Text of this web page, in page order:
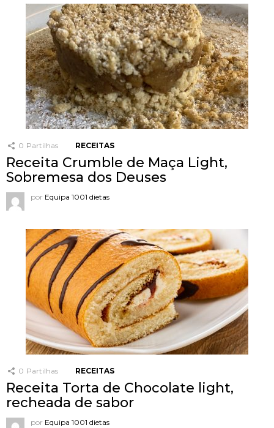
0 Partilhas RECEITAS
Receita Crumble de Maça Light,
Sobremesa dos Deuses
por Equipa 1001 dietas
0 Partilhas RECEITAS
Receita Torta de Chocolate light,
recheada de sabor
por Equipa 1001 dietas